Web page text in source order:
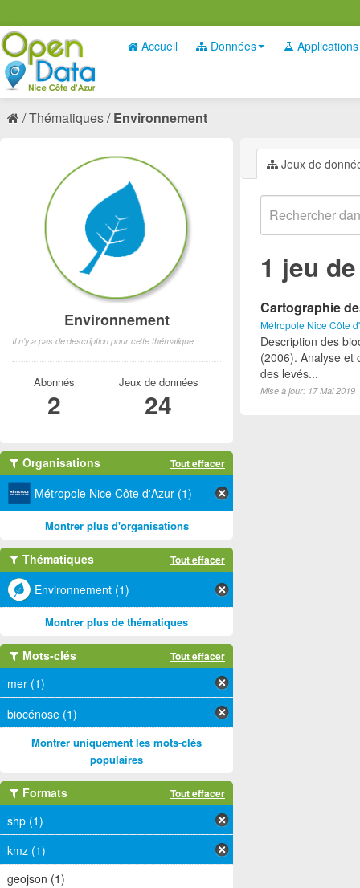
Accueil Données Applications
Thématiques Environnement
Jeux de
1 jeu
Cartographie
Métropole Nice Côte
Description des
(2006). Analyse et
des levés...
Mise à jour: 17 Mai 2019
Environnement
Il n'y a pas de description pour cette thématique
Abonnés
2
Jeux de données
24
Organisations Tout effacer
Métropole Nice Côte d'Azur (1)
Montrer plus d'organisations
Thématiques Tout effacer
Environnement (1)
Montrer plus de thématiques
Mots-clés Tout effacer
mer (1)
biocénose (1)
Montrer uniquement les mots-clés
populaires
Formats Tout effacer
shp (1)
kmz (1)
geojson (1)